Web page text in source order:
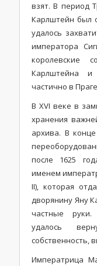
взят. В период
Карлштейн был
удалось
императора
королевские
Карлштейна
частично в
В XVI веке в
хранения
архива. В
после 1625
именем
II), которая
дворянину Яну
частные
удалось
собственность,
Императрица